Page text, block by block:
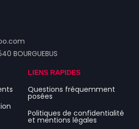
BOURGUEBUS
LIENS RAPIDES
Questions fréquemment
posées
Politiques de confidentialité
et mentions légales